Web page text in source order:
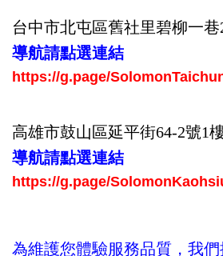
台中市北屯區舊社里碧柳一巷
導航請點選連結
https://g.page/
高雄市鼓山區延平街64-2號1
導航請點選連結
https://g.page/
為維護您體驗服務品質，我